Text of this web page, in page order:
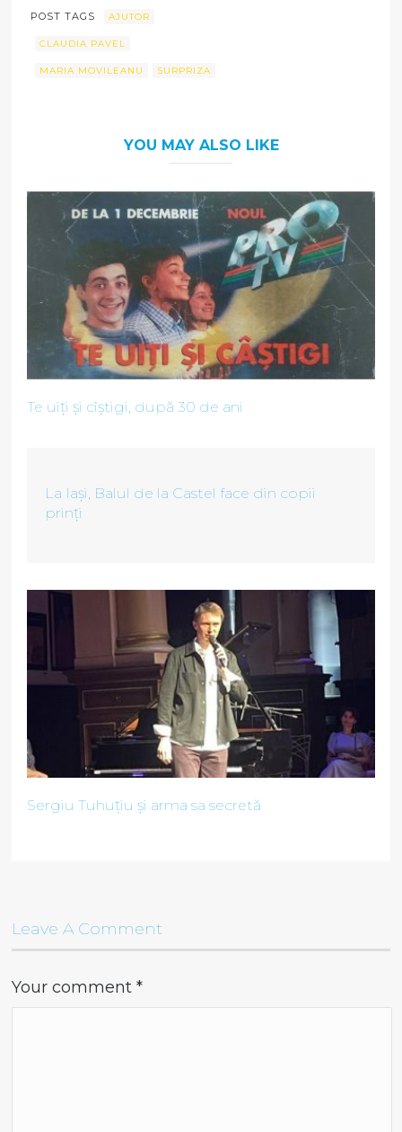
POST TAGS AJUTOR
CLAUDIA PAVEL
MARIA MOVILEANU SURPRIZA
YOU MAY ALSO LIKE
Te uiți și cîștigi, după 30 de ani
La Iași, Balul de la Castel face din copii
prinți
Sergiu Tuhuțiu și arma sa secretă
Leave A Comment
Your comment*